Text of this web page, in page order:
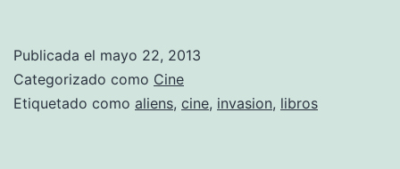
e
Publicada el mayo 22, 2013
Categorizado como Cine
Etiquetado como aliens, cine, invasion, libros